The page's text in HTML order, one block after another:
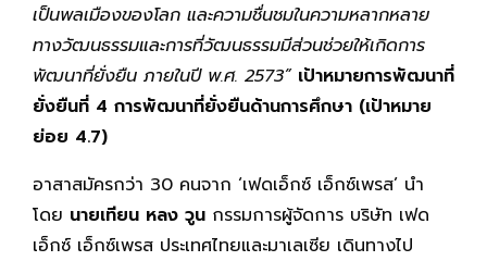
เป็นพลเมืองของโลก และความชื่นชมในความหลากหลาย
ทางวัฒนธรรมและการที่วัฒนธรรมมีส่วนช่วยให้เกิดการ
พัฒนาที่ยั่งยืน ภายในปี พ.ศ. 2573” เป้าหมายการพัฒนาที่
ยั่งยืนที่ 4 การพัฒนาที่ยั่งยืนด้านการศึกษา (เป้าหมาย
ย่อย 4.7)
อาสาสมัครกว่า 30 คนจาก ‘เฟดเอ็กซ์ เอ็กซ์เพรส’ นำ
โดย นายเทียน หลง วูน กรรมการผู้จัดการ บริษัท เฟด
เอ็กซ์ เอ็กซ์เพรส ประเทศไทยและมาเลเซีย เดินทางไป